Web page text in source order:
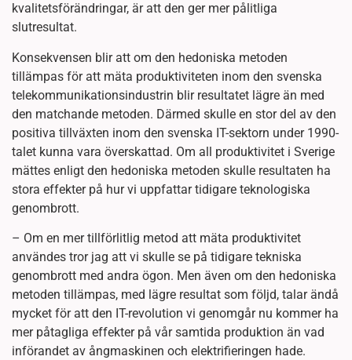
kvalitetsförändringar, är att den ger mer pålitliga
slutresultat.
Konsekvensen blir att om den hedoniska metoden
tillämpas för att mäta produktiviteten inom den svenska
telekommunikationsindustrin blir resultatet lägre än med
den matchande metoden. Därmed skulle en stor del av den
positiva tillväxten inom den svenska IT-sektorn under 1990-
talet kunna vara överskattad. Om all produktivitet i Sverige
mättes enligt den hedoniska metoden skulle resultaten ha
stora effekter på hur vi uppfattar tidigare teknologiska
genombrott.
– Om en mer tillförlitlig metod att mäta produktivitet
användes tror jag att vi skulle se på tidigare tekniska
genombrott med andra ögon. Men även om den hedoniska
metoden tillämpas, med lägre resultat som följd, talar ändå
mycket för att den IT-revolution vi genomgår nu kommer ha
mer påtagliga effekter på vår samtida produktion än vad
införandet av ångmaskinen och elektrifieringen hade.